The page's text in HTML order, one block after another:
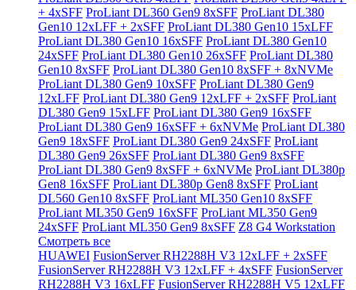
+ 4xSFF ProLiant DL360 Gen9 8xSFF ProLiant DL380
Gen10 12xLFF + 2xSFF ProLiant DL380 Gen10 15xLFF
ProLiant DL380 Gen10 16xSFF ProLiant DL380 Gen10
24xSFF ProLiant DL380 Gen10 26xSFF ProLiant DL380
Gen10 8xSFF ProLiant DL380 Gen10 8xSFF + 8xNVMe
ProLiant DL380 Gen9 10xSFF ProLiant DL380 Gen9
12xLFF ProLiant DL380 Gen9 12xLFF + 2xSFF ProLiant
DL380 Gen9 15xLFF ProLiant DL380 Gen9 16xSFF
ProLiant DL380 Gen9 16xSFF + 6xNVMe ProLiant DL380
Gen9 18xSFF ProLiant DL380 Gen9 24xSFF ProLiant
DL380 Gen9 26xSFF ProLiant DL380 Gen9 8xSFF
ProLiant DL380 Gen9 8xSFF + 6xNVMe ProLiant DL380p
Gen8 16xSFF ProLiant DL380p Gen8 8xSFF ProLiant
DL560 Gen10 8xSFF ProLiant ML350 Gen10 8xSFF
ProLiant ML350 Gen9 16xSFF ProLiant ML350 Gen9
24xSFF ProLiant ML350 Gen9 8xSFF Z8 G4 Workstation
Смотреть все
HUAWEI FusionServer RH2288H V3 12xLFF + 2xSFF
FusionServer RH2288H V3 12xLFF + 4xSFF FusionServer
RH2288H V3 16xLFF FusionServer RH2288H V5 12xLFF